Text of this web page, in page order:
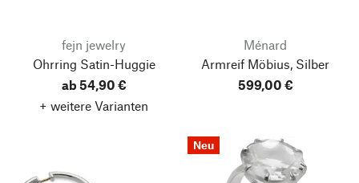
fejn jewelry
Ohrring Satin-Huggie
ab 54,90 €
+ weitere Varianten
Ménard
Armreif Möbius, Silber
599,00 €
Neu